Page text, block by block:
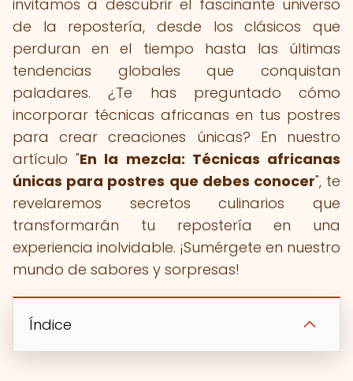
invitamos a descubrir el fascinante universo
de la repostería, desde los clásicos que
perduran en el tiempo hasta las últimas
tendencias globales que conquistan
paladares. ¿Te has preguntado cómo
incorporar técnicas africanas en tus postres
para crear creaciones únicas? En nuestro
artículo "En la mezcla: Técnicas africanas
únicas para postres que debes conocer", te
revelaremos secretos culinarios que
transformarán tu repostería en una
experiencia inolvidable. ¡Sumérgete en nuestro
mundo de sabores y sorpresas!
Índice